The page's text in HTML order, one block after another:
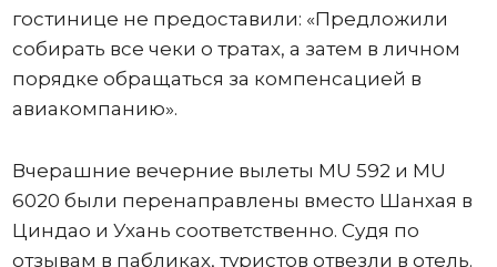
гостинице не предоставили: «Предложили
собирать все чеки о тратах, а затем в личном
порядке обращаться за компенсацией в
авиакомпанию».
Вчерашние вечерние вылеты MU 592 и MU
6020 были перенаправлены вместо Шанхая в
Циндао и Ухань соответственно. Судя по
отзывам в пабликах, туристов отвезли в отель.